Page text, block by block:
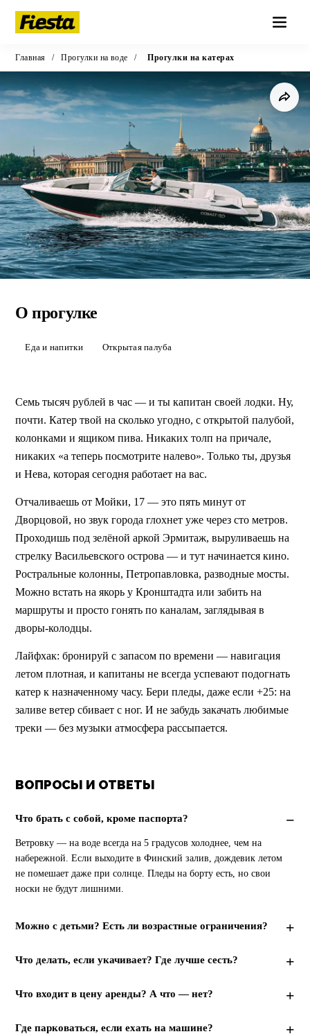
Главная / Прогулки на воде / Прогулки на катерах
Прогулки на катерах
под развод Дворцового, хоть на форты за Кронштадт. Без
ЗАБРОНИРОВАТЬ
О прогулке
Еда и напитки Открытая палуба
Семь тысяч рублей в час — и ты капитан своей лодки. Ну,
почти. Катер твой на сколько угодно, с открытой палубой,
колонками и ящиком пива. Никаких толп на причале,
никаких «а теперь посмотрите налево». Только ты, друзья
и Нева, которая сегодня работает на вас.
Отчаливаешь от Мойки, 17 — это пять минут от
Дворцовой, но звук города глохнет уже через сто метров.
Проходишь под зелёной аркой Эрмитаж, выруливаешь на
стрелку Васильевского острова — и тут начинается кино.
Ростральные колонны, Петропавловка, разводные мосты.
Можно встать на якорь у Кронштадта или забить на
маршруты и просто гонять по каналам, заглядывая в
дворы-колодцы.
Лайфхак: бронируй с запасом по времени — навигация
летом плотная, и капитаны не всегда успевают подогнать
катер к назначенному часу. Бери пледы, даже если +25: на
заливе ветер сбивает с ног. И не забудь закачать любимые
треки — без музыки атмосфера рассыпается.
ВОПРОСЫ И ОТВЕТЫ
Что брать с собой, кроме паспорта?
Ветровку — на воде всегда на 5 градусов холоднее, чем на
набережной. Если выходите в Финский залив, дождевик летом
не помешает даже при солнце. Пледы на борту есть, но свои
носки не будут лишними.
Можно с детьми? Есть ли возрастные ограничения?
Что делать, если укачивает? Где лучше сесть?
Что входит в цену аренды? А что — нет?
Где парковаться, если ехать на машине?